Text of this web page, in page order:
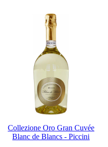
Collezione Oro Gran Cuvée
Blanc de Blancs - Piccini